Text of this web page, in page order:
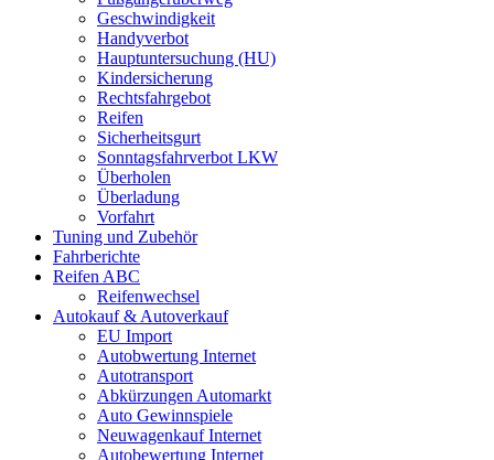
Geschwindigkeit
Handyverbot
Hauptuntersuchung (HU)
Kindersicherung
Rechtsfahrgebot
Reifen
Sicherheitsgurt
Sonntagsfahrverbot LKW
Überholen
Überladung
Vorfahrt
Tuning und Zubehör
Fahrberichte
Reifen ABC
Reifenwechsel
Autokauf & Autoverkauf
EU Import
Autobwertung Internet
Autotransport
Abkürzungen Automarkt
Auto Gewinnspiele
Neuwagenkauf Internet
Autobewertung Internet